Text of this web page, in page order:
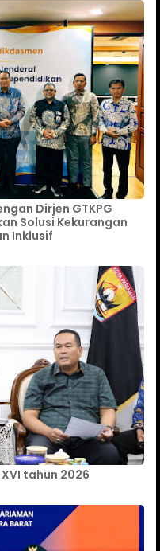
Dirjen GTKPG
Solusi Kekurangan
Inklusif
tahun 2026